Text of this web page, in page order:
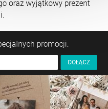
oraz wyjątkowy prezent
promocji.